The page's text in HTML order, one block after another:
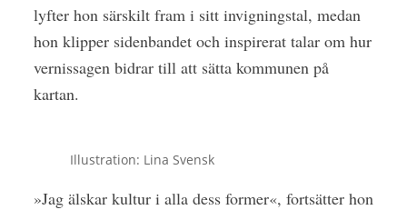
lyfter hon särskilt fram i sitt invigningstal, medan
hon klipper sidenbandet och inspirerat talar om hur
vernissagen bidrar till att sätta kommunen på
kartan.
Illustration: Lina Svensk
»Jag älskar kultur i alla dess former«, fortsätter hon